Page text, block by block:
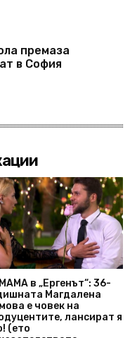
премаза
в София
в „Ергенът“: 36-
Магдалена
е човек на
лансират я
(ето